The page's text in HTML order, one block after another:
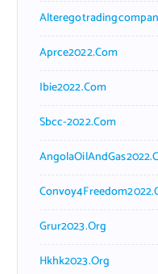
Aprce2022.com
Ibie2022.com
Sbcc-2022.com
Grur2023.org
Hkhk2023.org